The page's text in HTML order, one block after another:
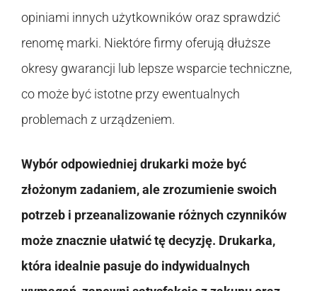
opiniami innych użytkowników oraz sprawdzić
renomę marki. Niektóre firmy oferują dłuższe
okresy gwarancji lub lepsze wsparcie techniczne,
co może być istotne przy ewentualnych
problemach z urządzeniem.
Wybór odpowiedniej drukarki może być
złożonym zadaniem, ale zrozumienie swoich
potrzeb i przeanalizowanie różnych czynników
może znacznie ułatwić tę decyzję. Drukarka,
która idealnie pasuje do indywidualnych